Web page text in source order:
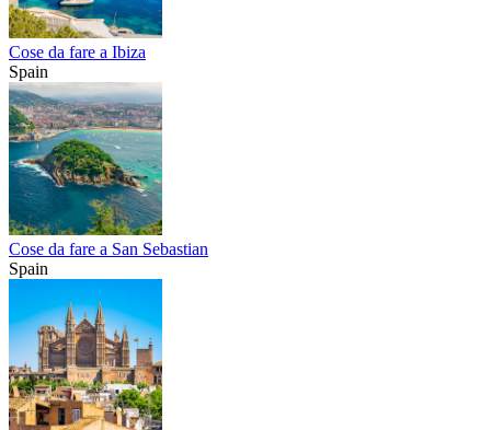
Cose da fare a Ibiza
Spain
Cose da fare a San Sebastian
Spain